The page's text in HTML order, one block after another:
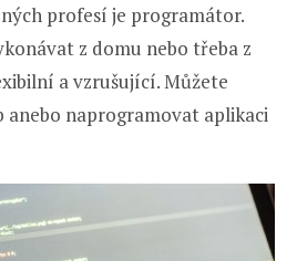
profesí je programátor.
z domu nebo třeba z
a vzrušující. Můžete
naprogramovat aplikaci